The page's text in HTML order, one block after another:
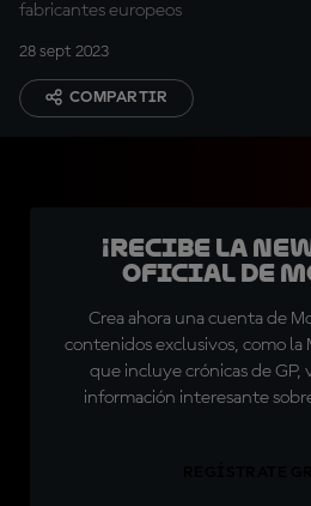
fabricantes europeos
28 sept 2023
COMPARTIR
¡Recibe la
oficial de
Crea ahora una cuenta de
contenidos exclusivos, como la
que incluye crónicas de GP,
información interesante